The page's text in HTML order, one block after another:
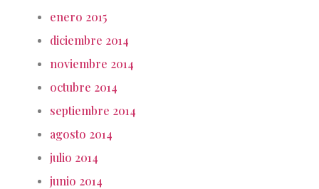
enero 2015
diciembre 2014
noviembre 2014
octubre 2014
septiembre 2014
agosto 2014
julio 2014
junio 2014